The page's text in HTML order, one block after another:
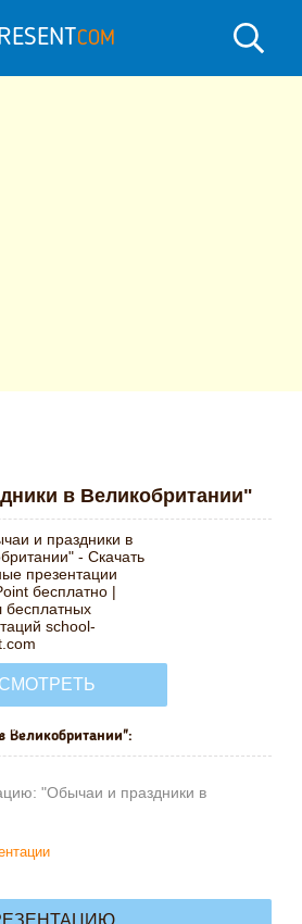
COM
в Великобритании"
СМОТРЕТЬ
Великобритании":
"Обычаи и праздники в